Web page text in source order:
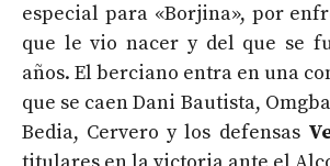
especial para «Borjina», por
que le vio nacer y del que se
años. El berciano entra en una
que se caen Dani Bautista,
Bedia, Cervero y los defensas